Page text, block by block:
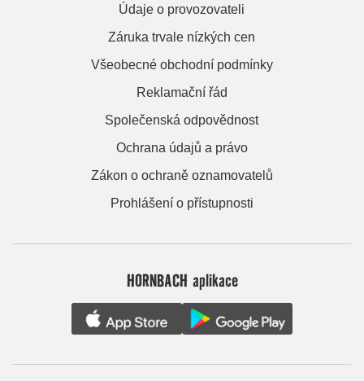
Údaje o provozovateli
Záruka trvale nízkých cen
Všeobecné obchodní podmínky
Reklamační řád
Společenská odpovědnost
Ochrana údajů a právo
Zákon o ochraně oznamovatelů
Prohlášení o přístupnosti
HORNBACH aplikace